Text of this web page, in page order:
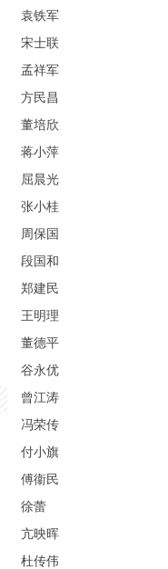
袁铁军
宋士联
孟祥军
方民昌
董培欣
蒋小萍
屈晨光
张小桂
周保国
段国和
郑建民
王明理
董德平
谷永优
曾江涛
冯荣传
付小旗
傅衞民
徐蕾
亢映晖
杜传伟